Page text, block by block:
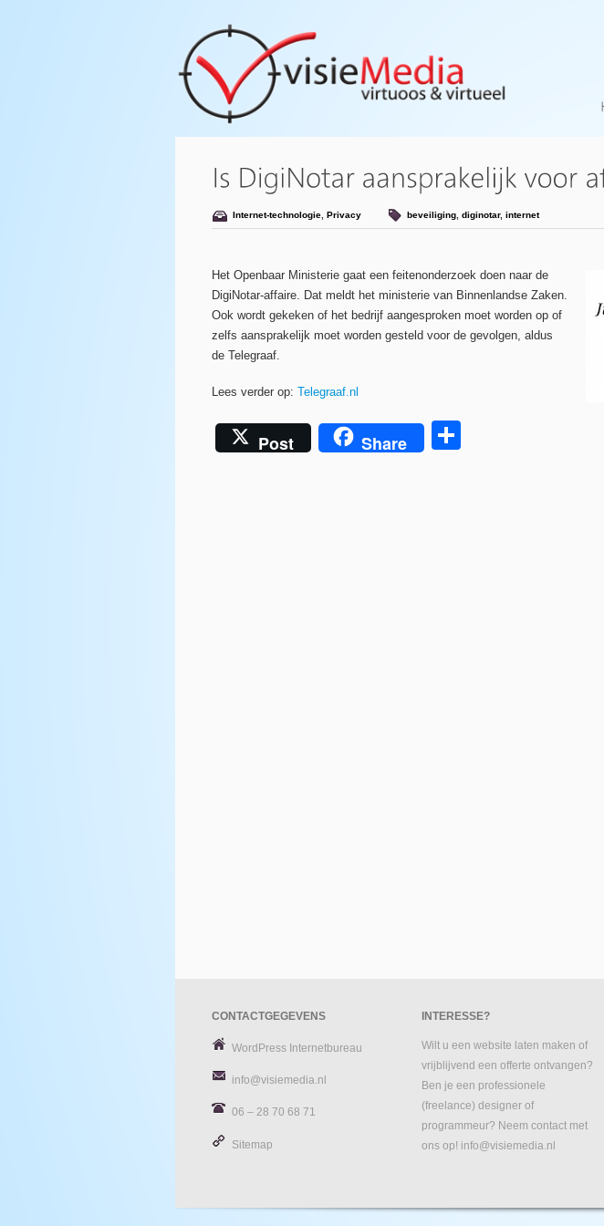
Internet-technologie Privacy beveiliging diginotar, internet
Het Openbaar Ministerie gaat een feitenonderzoek doen naar de
DigiNotar-affaire. Dat meldt het ministerie van Binnenlandse Zaken.
Ook wordt gekeken of het bedrijf aangesproken moet worden op of
zelfs aansprakelijk moet worden gesteld voor de gevolgen, aldus
de Telegraaf.
Lees verder op: Telegraaf.nl
Post Share
CONTACTGEGEVENS
WordPress Internetbureau
info@visiemedia.nl
06 – 28 70 68 71
Sitemap
INTERESSE?
Wilt u een website laten maken of
vrijblijvend een offerte ontvangen?
Ben je een professionele
(freelance) designer of
programmeur? Neem contact met
ons op! info@visiemedia.nl